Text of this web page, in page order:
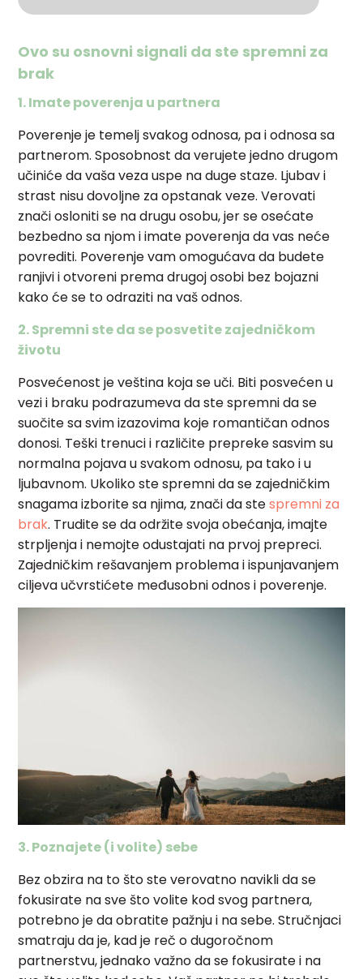
Ovo su osnovni signali da ste spremni za
brak
1. Imate poverenja u partnera
Poverenje je temelj svakog odnosa, pa i odnosa sa
partnerom. Sposobnost da verujete jedno drugom
učiniće da vaša veza uspe na duge staze. Ljubav i
strast nisu dovoljne za opstanak veze. Verovati
znači osloniti se na drugu osobu, jer se osećate
bezbedno sa njom i imate poverenja da vas neće
povrediti. Poverenje vam omogućava da budete
ranjivi i otvoreni prema drugoj osobi bez bojazni
kako će se to odraziti na vaš odnos.
2. Spremni ste da se posvetite zajedničkom
životu
Posvećenost je veština koja se uči. Biti posvećen u
vezi i braku podrazumeva da ste spremni da se
suočite sa svim izazovima koje romantičan odnos
donosi. Teški trenuci i različite prepreke sasvim su
normalna pojava u svakom odnosu, pa tako i u
ljubavnom. Ukoliko ste spremni da se zajedničkim
snagama izborite sa njima, znači da stespremni za
brak. Trudite se da održite svoja obećanja, imajte
strpljenja i nemojte odustajati na prvoj prepreci.
Zajedničkim rešavanjem problema i ispunjavanjem
ciljeva učvrstićete međusobni odnos i poverenje.
3. Poznajete (i volite) sebe
Bez obzira na to što ste verovatno navikli da se
fokusirate na sve što volite kod svog partnera,
potrebno je da obratite pažnju i na sebe. Stručnjaci
smatraju da je, kad je reč o dugoročnom
partnerstvu, jednako važno da se fokusirate i na